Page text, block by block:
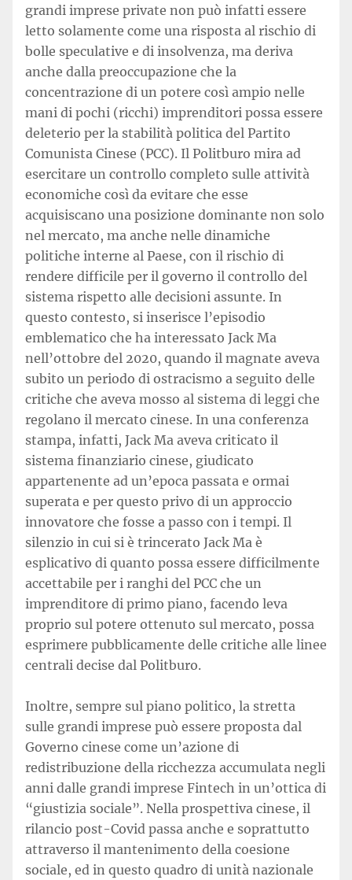
grandi imprese private non può infatti essere
letto solamente come una risposta al rischio di
bolle speculative e di insolvenza, ma deriva
anche dalla preoccupazione che la
concentrazione di un potere così ampio nelle
mani di pochi (ricchi) imprenditori possa essere
deleterio per la stabilità politica del Partito
Comunista Cinese (PCC). Il Politburo mira ad
esercitare un controllo completo sulle attività
economiche così da evitare che esse
acquisiscano una posizione dominante non solo
nel mercato, ma anche nelle dinamiche
politiche interne al Paese, con il rischio di
rendere difficile per il governo il controllo del
sistema rispetto alle decisioni assunte. In
questo contesto, si inserisce l’episodio
emblematico che ha interessato Jack Ma
nell’ottobre del 2020, quando il magnate aveva
subito un periodo di ostracismo a seguito delle
critiche che aveva mosso al sistema di leggi che
regolano il mercato cinese. In una conferenza
stampa, infatti, Jack Ma aveva criticato il
sistema finanziario cinese, giudicato
appartenente ad un’epoca passata e ormai
superata e per questo privo di un approccio
innovatore che fosse a passo con i tempi. Il
silenzio in cui si è trincerato Jack Ma è
esplicativo di quanto possa essere difficilmente
accettabile per i ranghi del PCC che un
imprenditore di primo piano, facendo leva
proprio sul potere ottenuto sul mercato, possa
esprimere pubblicamente delle critiche alle linee
centrali decise dal Politburo.
Inoltre, sempre sul piano politico, la stretta
sulle grandi imprese può essere proposta dal
Governo cinese come un’azione di
redistribuzione della ricchezza accumulata negli
anni dalle grandi imprese Fintech in un’ottica di
“giustizia sociale”. Nella prospettiva cinese, il
rilancio post-Covid passa anche e soprattutto
attraverso il mantenimento della coesione
sociale, ed in questo quadro di unità nazionale